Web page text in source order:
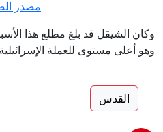
نائب أمريكي:
الخارجية
مصدر
وهو أعلى مستوى للعملة الإسرائيلية
القدس